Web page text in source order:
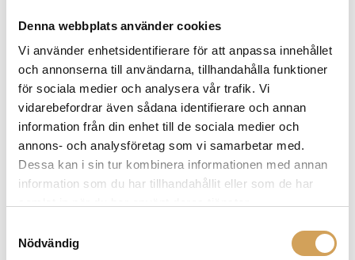
Denna webbplats använder cookies
Vi använder enhetsidentifierare för att anpassa innehållet
och annonserna till användarna, tillhandahålla funktioner
för sociala medier och analysera vår trafik. Vi
vidarebefordrar även sådana identifierare och annan
information från din enhet till de sociala medier och
annons- och analysföretag som vi samarbetar med.
Dessa kan i sin tur kombinera informationen med annan
information som du har tillhandahållit eller som de har
Nödvändig
Frequency Response 110
Sensitivity90dB/2.83 volts/meter
Impedance4 Ohms. Compatible with 4,
6,or 8 Ohm rated amplifiers.